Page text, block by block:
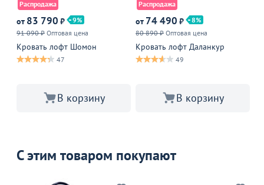
Распродажа
от 83 790 ₽
9
91 090 ₽ Оптовая цена
Кровать лофт Шомон
47
В корзину
Распродажа
от 74 490 ₽
8
80 890 ₽ Оптовая цена
Кровать лофт Даланкур
49
В корзину
С этим товаром покупают